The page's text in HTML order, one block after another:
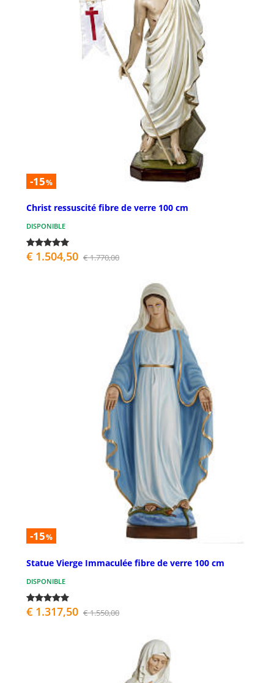
-15%
Christ ressuscité fibre de verre 100 cm
DISPONIBLE
€ 1.504,50 € 1.770,00
-15%
Statue Vierge Immaculée fibre de verre 100 cm
DISPONIBLE
€ 1.317,50 € 1.550,00